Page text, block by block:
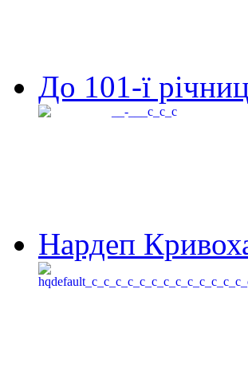
До 101-ї
Нардеп